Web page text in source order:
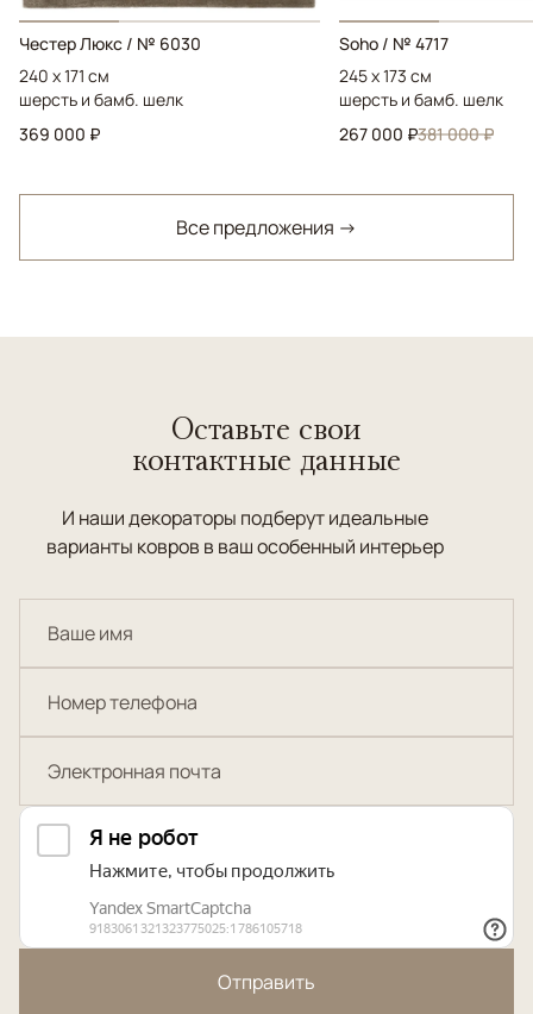
Честер Люкс / № 6030
240 x 171 см
шерсть и бамб. шелк
369 000 ₽
Soho / № 4717
245 x 173 см
шерсть и бамб. шелк
267 000 ₽381 000 ₽
Все предложения →
Оставьте свои
контактные данные
И наши декораторы подберут идеальные
варианты ковров в ваш особенный интерьер
Отправить